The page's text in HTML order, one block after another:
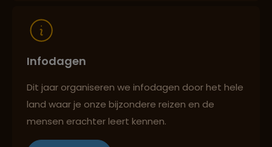
Infodagen
Dit jaar organiseren we infodagen door het hele
land waar je onze bijzondere reizen en de
mensen erachter leert kennen.